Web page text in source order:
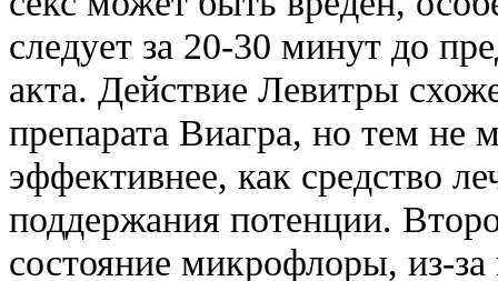
следует за 20-30 минут до
акта. Действие Левитры
препарата Виагра, но тем не
эффективнее, как средство
поддержания потенции.
состояние микрофлоры, из-